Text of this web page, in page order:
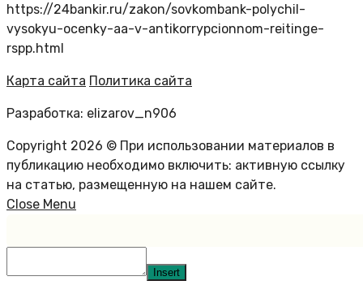
https://24bankir.ru/zakon/sovkombank-polychil-
vysokyu-ocenky-aa-v-antikorrypcionnom-reitinge-
rspp.html
Карта сайта Политика сайта
Разработка: elizarov_n906
Copyright 2026 © При использовании материалов в
публикацию необходимо включить: активную ссылку
на статью, размещенную на нашем сайте.
Close Menu
Insert